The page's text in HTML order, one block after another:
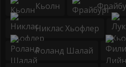
Кьолн
Никлас Хьофлер
Роланд Шалай